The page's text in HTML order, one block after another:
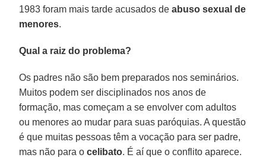
1983 foram mais tarde acusados deabuso sexual de
menores.
Qual a raiz do problema?
Os padres não são bem preparados nos seminários.
Muitos podem ser disciplinados nos anos de
formação, mas começam a se envolver com adultos
ou menores ao mudar para suas paróquias. A questão
é que muitas pessoas têm a vocação para ser padre,
mas não para ocelibato. É aí que o conflito aparece.